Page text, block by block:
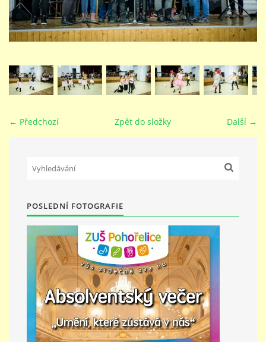
GALERIE
VIDEA - FILMOVÁ TVORBA
DOKUMENTY / KE STAŽENÍ
KURZY
KONTAKTY
PŘÍMĚSTSKÝ TÁBOR
MISS VÝTVARNÝ MODEL
ZAMĚSTNÁNÍ
← Předchozí Další →
Zpět do složky
POSLEDNÍ FOTOGRAFIE